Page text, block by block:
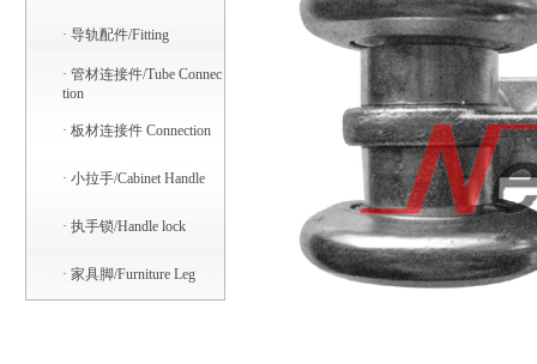
· 导轨配件/Fitting
· 管材连接件/Tube Connec
tion
· 板材连接件 Connection
· 小拉手/Cabinet Handle
· 执手锁/Handle lock
· 家具脚/Furniture Leg